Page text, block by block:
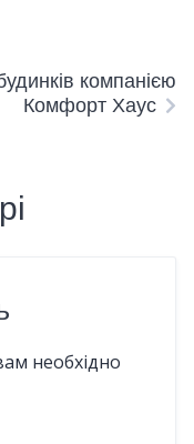
компанією
Комфорт Хаус
необхідно